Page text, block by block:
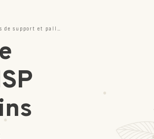
de Nice – Hôpital L’Archet